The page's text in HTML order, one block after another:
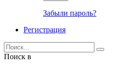
Забыли пароль?
Регистрация
Поиск в